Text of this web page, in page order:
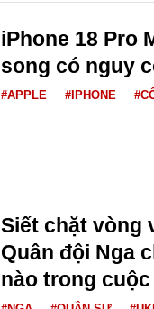
iPhone 18 Pro
song có nguy
#APPLE #IPHONE
Siết chặt vòng
Quân đội Nga
nào trong